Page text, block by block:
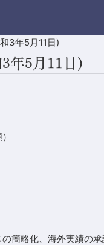
3年5月11日)
年5月11日)
簡略化、海外実績の承